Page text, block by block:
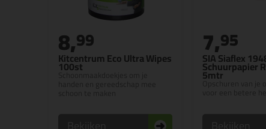
Kitcentrum Eco Ultra Wipes
100st
Schoonmaakdoekjes om je
8,99
SIA Siaflex
Schuurpapier
5mtr
Opschuren van je
7,95